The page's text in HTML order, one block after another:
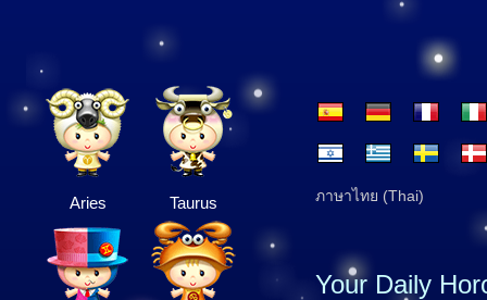
Aries Taurus ภาษาไทย (Thai)
Your Daily